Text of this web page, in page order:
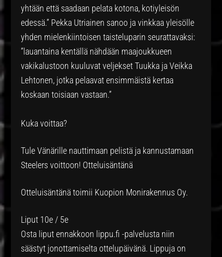
yhtään että saadaan pelata kotona, kotiyleisön
edessä.” Pekka Utriainen sanoo ja vinkkaa yleisölle
yhden mielenkiintoisen taisteluparin seurattavaksi:
”lauantaina kentällä nähdään maajoukkueen
vakikalustoon kuuluvat veljekset Tuukka ja Veikka
Lehtonen, jotka pelaavat ensimmäistä kertaa
koskaan toisiaan vastaan.”
Kuka voittaa?
Tule Vänärille nauttimaan pelistä ja kannustamaan
Steelers voittoon! Otteluisäntänä
Otteluisäntänä toimii Kuopion Monirakennus Oy.
Liput 10e / 5e
Osta liput ennakkoon lippu.fi -palvelusta niin
säästyt jonottamiselta ottelupäivänä. Lippuja on